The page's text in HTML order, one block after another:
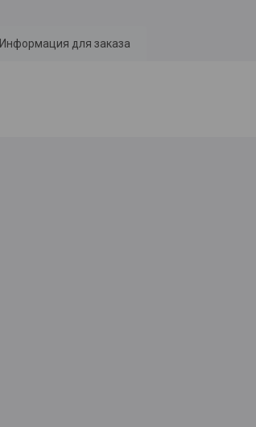
Информация для заказа